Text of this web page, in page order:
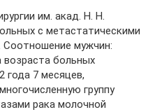
им. акад. Н. Н.
с метастатическими
Соотношение мужчин:
больных
года 7 месяцев,
группу
рака молочной